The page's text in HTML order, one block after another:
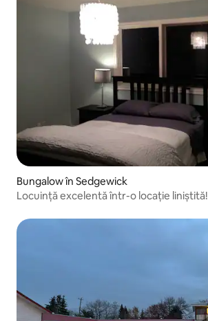
Bungalow în Sedgewick
Locuință excelentă într-o locație liniștită!